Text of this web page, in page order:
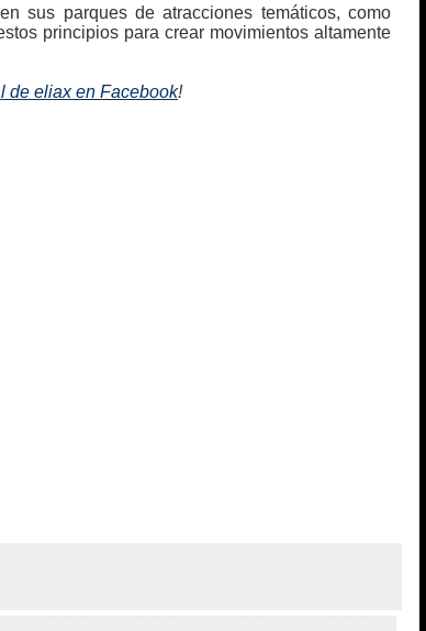
sus parques de atracciones temáticos, como
principios para crear movimientos altamente
de eliax en Facebook!